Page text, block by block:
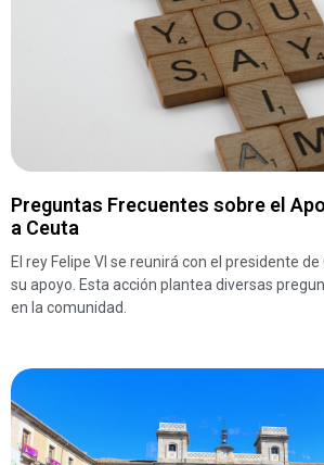
Preguntas Frecuentes sobre el
a Ceuta
El rey Felipe VI se reunirá con el presidente
su apoyo. Esta acción plantea diversas
en la comunidad.